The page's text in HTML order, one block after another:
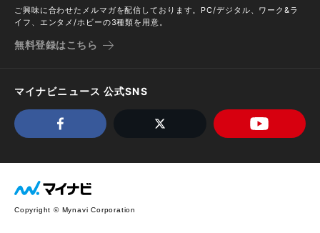
ご興味に合わせたメルマガを配信しております。PC/デジタル、ワーク&ラ
イフ、エンタメ/ホビーの3種類を用意。
無料登録はこちら
マイナビニュース 公式SNS
Copyright © Mynavi Corporation